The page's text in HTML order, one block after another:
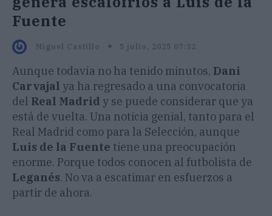
Fuente
Miguel Castillo 5 julio, 2025 07:32
Aunque todavía no ha tenido minutos, Dani
Carvajal ya ha regresado a una convocatoria
del Real Madrid y se puede considerar que ya
está de vuelta. Una noticia genial, tanto para el
Real Madrid como para la Selección, aunque
Luis de la Fuente tiene una preocupación
enorme. Porque todos conocen al futbolista de
Leganés. No va a escatimar en esfuerzos a
partir de ahora.